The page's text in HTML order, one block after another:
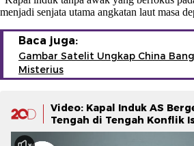
menjadi senjata utama angkatan laut masa
Baca juga:
Gambar Satelit Ungkap China
Misterius
Video: Kapal Induk AS
Tengah di Tengah Konflik